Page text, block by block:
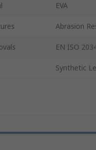
EVA
Abrasion
EN ISO
Synthetic